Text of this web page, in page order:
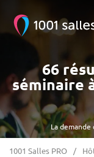
La
66
séminaire
1001 Salles PRO